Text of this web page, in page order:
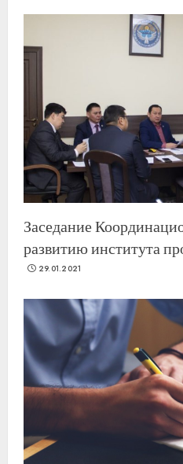
Заседание
развитию института
29.01.2021